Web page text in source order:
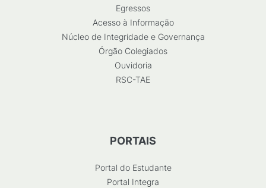
Egressos
Acesso à Informação
Núcleo de Integridade e Governança
Órgão Colegiados
Ouvidoria
RSC-TAE
PORTAIS
Portal do Estudante
Portal Integra